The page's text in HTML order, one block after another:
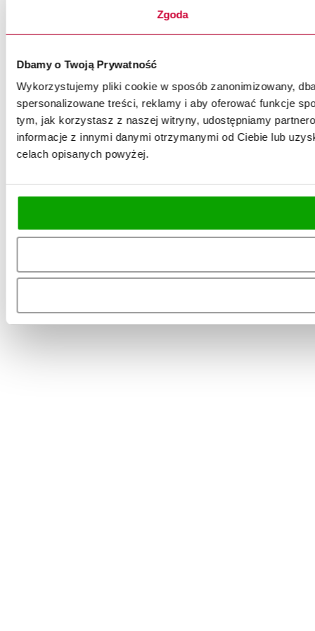
Zgoda
Dbamy o Twoją Prywatność
Wykorzystujemy pliki cookie w sposób zanonimizowany,
spersonalizowane treści, reklamy i aby oferować funkcje
tym, jak korzystasz z naszej witryny, udostępniamy
informacje z innymi danymi otrzymanymi od Ciebie lub
celach opisanych powyżej.